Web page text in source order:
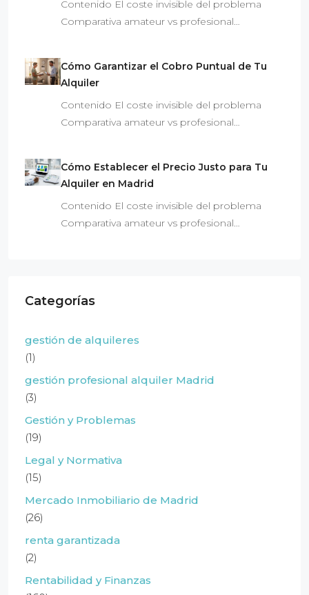
Contenido El coste invisible del problema
Comparativa amateur vs profesional…
Cómo Garantizar el Cobro Puntual de Tu
Alquiler
Contenido El coste invisible del problema
Comparativa amateur vs profesional…
Cómo Establecer el Precio Justo para Tu
Alquiler en Madrid
Contenido El coste invisible del problema
Comparativa amateur vs profesional…
Categorías
gestión de alquileres
(1)
gestión profesional alquiler Madrid
(3)
Gestión y Problemas
(19)
Legal y Normativa
(15)
Mercado Inmobiliario de Madrid
(26)
renta garantizada
(2)
Rentabilidad y Finanzas